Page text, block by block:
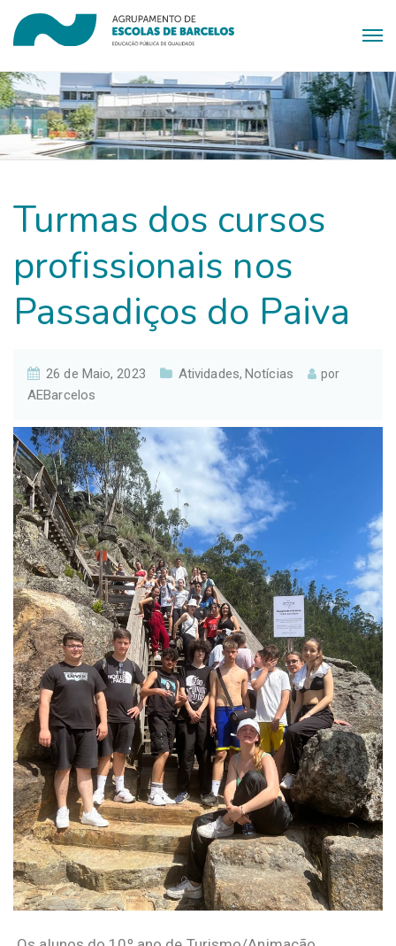
Turmas dos cursos
profissionais nos
Passadiços do Paiva
26 de Maio, 2023 Atividades, Notícias por
AEBarcelos